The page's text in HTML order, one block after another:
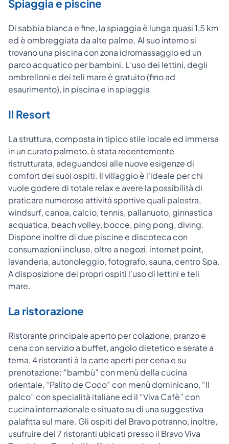
Spiaggia e piscine
Di sabbia bianca e fine, la spiaggia è lunga quasi 1,5 km
ed è ombreggiata da alte palme. Al suo interno si
trovano una piscina con zona idromassaggio ed un
parco acquatico per bambini. L’uso dei lettini, degli
ombrelloni e dei teli mare è gratuito (fino ad
esaurimento), in piscina e in spiaggia.
Il Resort
La struttura, composta in tipico stile locale ed immersa
in un curato palmeto, è stata recentemente
ristrutturata, adeguandosi alle nuove esigenze di
comfort dei suoi ospiti. Il villaggio è l'ideale per chi
vuole godere di totale relax e avere la possibilità di
praticare numerose attività sportive quali palestra,
windsurf, canoa, calcio, tennis, pallanuoto, ginnastica
acquatica, beach volley, bocce, ping pong, diving.
Dispone inoltre di due piscine e discoteca con
consumazioni incluse, oltre a negozi, internet point,
lavanderia, autonoleggio, fotografo, sauna, centro Spa.
A disposizione dei propri ospiti l'uso di lettini e teli
mare.
La ristorazione
Ristorante principale aperto per colazione, pranzo e
cena con servizio a buffet, angolo dietetico e serate a
tema, 4 ristoranti à la carte aperti per cena e su
prenotazione: “bambù” con menù della cucina
orientale, “Palito de Coco” con menù dominicano, “Il
palco” con specialità italiane ed il “Viva Cafè” con
cucina internazionale e situato su di una suggestiva
palafitta sul mare. Gli ospiti del Bravo potranno, inoltre,
usufruire dei 7 ristoranti ubicati presso il Bravo Viva